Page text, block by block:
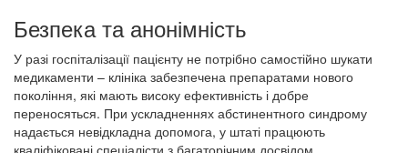
Безпека та анонімність
У разі госпіталізації пацієнту не потрібно самостійно шукати
медикаменти – клініка забезпечена препаратами нового
покоління, які мають високу ефективність і добре
переносяться. При ускладненнях абстинентного синдрому
надається невідкладна допомога, у штаті працюють